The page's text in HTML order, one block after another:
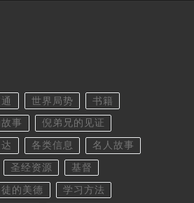
世界局势 书籍
事 倪弟兄的见证
各类信息 名人故事
圣经资源 基督
的美德 学习方法